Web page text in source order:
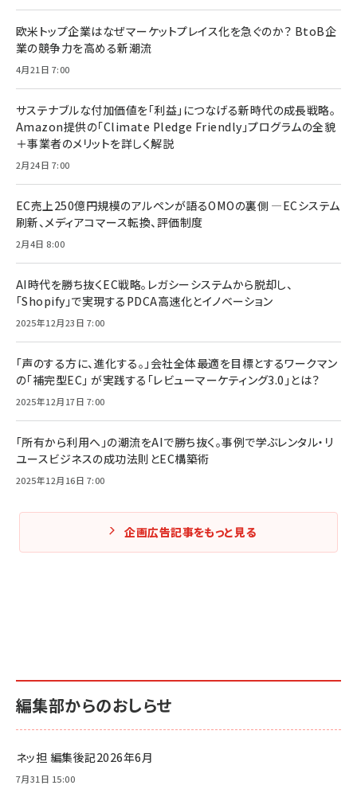
欧米トップ企業はなぜマーケットプレイス化を急ぐのか？ BtoB企
業の競争力を高める新潮流
4月21日 7:00
サステナブルな付加価値を「利益」につなげる新時代の成長戦略。
Amazon提供の「Climate Pledge Friendly」プログラムの全貌
＋事業者のメリットを詳しく解説
2月24日 7:00
EC売上250億円規模のアルペンが語るOMOの裏側 ―ECシステム
刷新、メディアコマース転換、評価制度
2月4日 8:00
AI時代を勝ち抜くEC戦略。レガシーシステムから脱却し、
「Shopify」で実現するPDCA高速化とイノベーション
2025年12月23日 7:00
「声のする方に、進化する。」会社全体最適を目標とするワークマン
の「補完型EC」 が実践する「レビューマーケティング3.0」とは？
2025年12月17日 7:00
「所有から利用へ」の潮流をAIで勝ち抜く。事例で学ぶレンタル・リ
ユースビジネスの成功法則とEC構築術
2025年12月16日 7:00
企画広告記事をもっと見る
編集部からのおしらせ
ネッ担 編集後記2026年6月
7月31日 15:00